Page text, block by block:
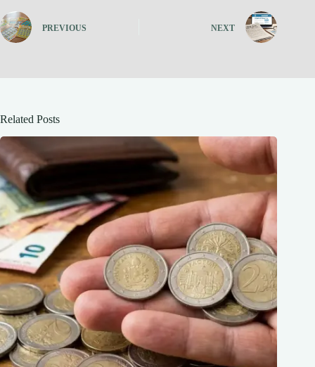
PREVIOUS NEXT
Related Posts